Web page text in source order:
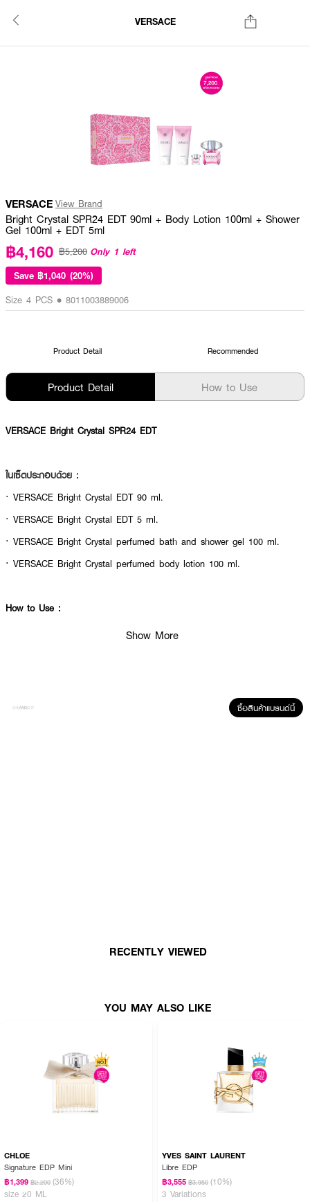
VERSACE
VERSACE View Brand
Bright Crystal SPR24 EDT 90ml + Body Lotion 100ml + Shower
Gel 100ml + EDT 5ml
฿4,160 ฿5,200 Only 1 left
Save ฿1,040 (20%)
Size 4 PCS • 8011003889006
Product Detail Recommended
Product Detail How to Use
VERSACE Bright Crystal SPR24 EDT
ในเซ็ตประกอบด้วย :
· VERSACE Bright Crystal EDT 90 ml.
· VERSACE Bright Crystal EDT 5 ml.
· VERSACE Bright Crystal perfumed bath and shower gel 100 ml.
· VERSACE Bright Crystal perfumed body lotion 100 ml.
How to Use :
ฉีดน้ำหอมตามบริเวณจุดชีพจร เช่น ต้นคอ ข้อมือ ข้อพับแขน และสามารถเพิ่ม
ความหอมให้เสื้อผ้า พร้อมใช้ร่วมกับผลิตภัณฑ์อื่นๆ เพื่อกลิ่นที่ติดทนตลอดทั้งวัน
Show More
ซื้อสินค้าแบรนด์นี้
RECENTLY VIEWED
YOU MAY ALSO LIKE
CHLOE
Signature EDP Mini
฿1,399 ฿2,200 (36%)
size 20 ML
YVES SAINT LAURENT
Libre EDP
฿3,555 ฿3,950 (10%)
3 Variations